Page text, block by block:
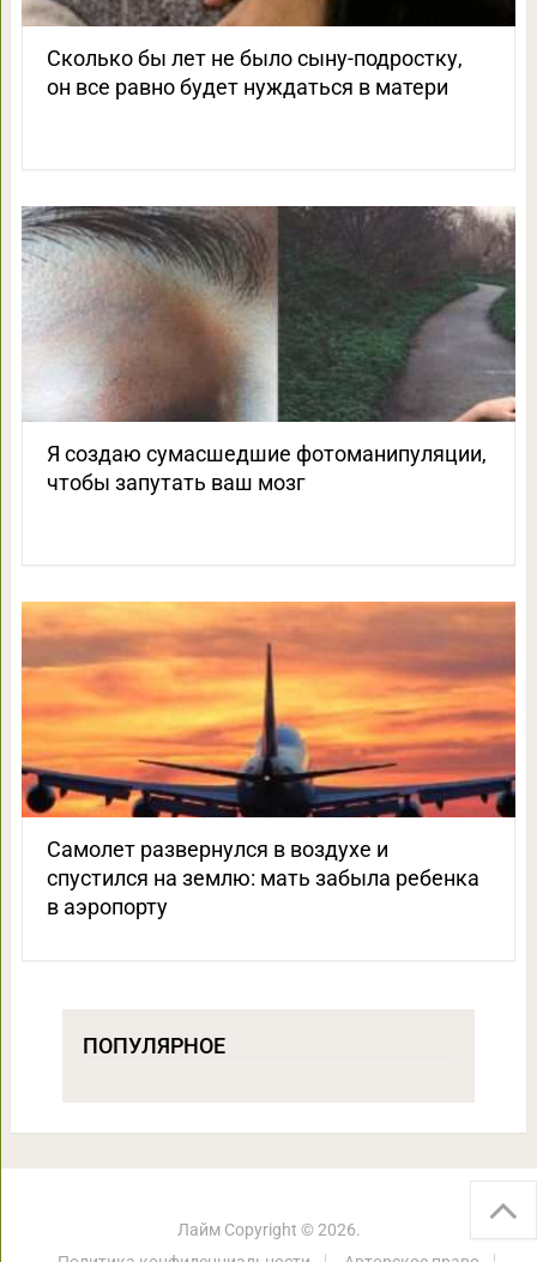
Сколько бы лет не было сыну-подростку,
он все равно будет нуждаться в матери
Я создаю сумасшедшие фотоманипуляции,
чтобы запутать ваш мозг
Самолет развернулся в воздухе и
спустился на землю: мать забыла ребенка
в аэропорту
ПОПУЛЯРНОЕ
ЛаймCopyright © 2026.